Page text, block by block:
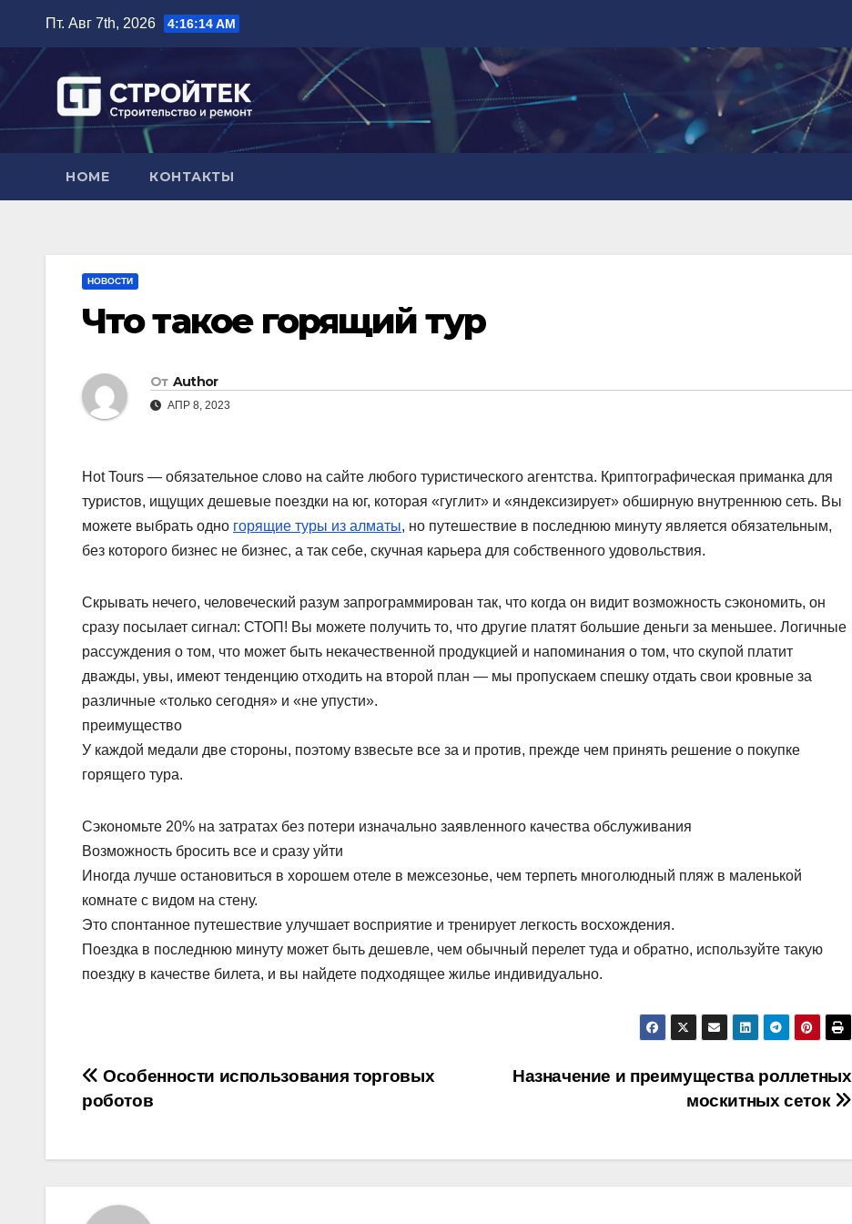
содержимому
Пт. Авг 7th, 2026 4:16:15 AM
HOME КОНТАКТЫ
НОВОСТИ
Что такое горящий тур
От Author
АПР 8, 2023
Hot Tours — обязательное слово на сайте любого туристического агентства. Криптографическая приманка для
туристов, ищущих дешевые поездки на юг, которая «гуглит» и «яндексизирует» обширную внутреннюю сеть. Вы
можете выбрать одно горящие туры из алматы, но путешествие в последнюю минуту является обязательным,
без которого бизнес не бизнес, а так себе, скучная карьера для собственного удовольствия.
Скрывать нечего, человеческий разум запрограммирован так, что когда он видит возможность сэкономить, он
сразу посылает сигнал: СТОП! Вы можете получить то, что другие платят большие деньги за меньшее. Логичные
рассуждения о том, что может быть некачественной продукцией и напоминания о том, что скупой платит
дважды, увы, имеют тенденцию отходить на второй план — мы пропускаем спешку отдать свои кровные за
различные «только сегодня» и «не упусти».
преимущество
У каждой медали две стороны, поэтому взвесьте все за и против, прежде чем принять решение о покупке
горящего тура.
Сэкономьте 20% на затратах без потери изначально заявленного качества обслуживания
Возможность бросить все и сразу уйти
Иногда лучше остановиться в хорошем отеле в межсезонье, чем терпеть многолюдный пляж в маленькой
комнате с видом на стену.
Это спонтанное путешествие улучшает восприятие и тренирует легкость восхождения.
Поездка в последнюю минуту может быть дешевле, чем обычный перелет туда и обратно, используйте такую ​​
поездку в качестве билета, и вы найдете подходящее жилье индивидуально.
Навигация
по
записям
Назначение и преимущества роллетных
москитных сеток
Особенности использования торговых
роботов